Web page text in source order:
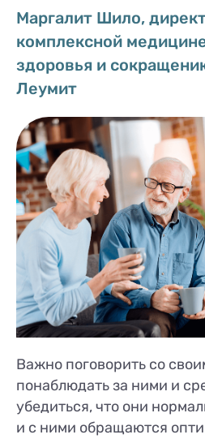
Маргалит Шило,
комплексной
здоровья и
Леумит
Важно поговорить со
понаблюдать за ними и
убедиться, что они
и с ними обращаются